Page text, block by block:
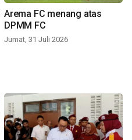
Arema FC menang atas
DPMM FC
Jumat, 31 Juli 2026